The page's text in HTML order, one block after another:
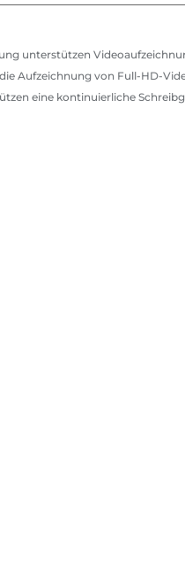
unterstützen
Aufzeichnung von Full-HD-
eine kontinuierliche